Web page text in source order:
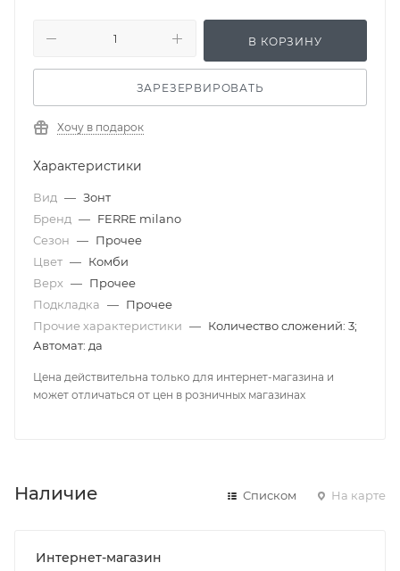
В КОРЗИНУ
ЗАРЕЗЕРВИРОВАТЬ
Хочу в подарок
Характеристики
Вид — Зонт
Бренд — FERRE milano
Сезон — Прочее
Цвет — Комби
Верх — Прочее
Подкладка — Прочее
Прочие характеристики — Количество сложений: 3;
Автомат: да
Цена действительна только для интернет-магазина и
может отличаться от цен в розничных магазинах
Наличие Списком На карте
Интернет-магазин